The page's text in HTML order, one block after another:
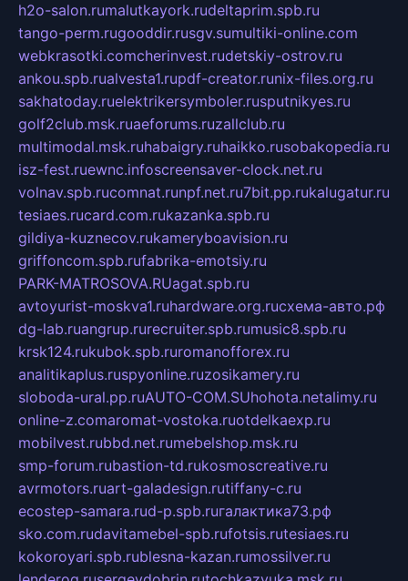
h2o-salon.rumalutkayork.rudeltaprim.spb.ru
tango-perm.rugooddir.rusgv.sumultiki-online.com
webkrasotki.comcherinvest.rudetskiy-ostrov.ru
ankou.spb.rualvesta1.rupdf-creator.runix-files.org.ru
sakhatoday.ruelektrikersymboler.rusputnikyes.ru
golf2club.msk.ruaeforums.ruzallclub.ru
multimodal.msk.ruhabaigry.ruhaikko.rusobakopedia.ru
isz-fest.ruewnc.infoscreensaver-clock.net.ru
volnav.spb.rucomnat.runpf.net.ru7bit.pp.rukalugatur.ru
tesiaes.rucard.com.rukazanka.spb.ru
gildiya-kuznecov.rukameryboavision.ru
griffoncom.spb.rufabrika-emotsiy.ru
PARK-MATROSOVA.RUagat.spb.ru
avtoyurist-moskva1.ruhardware.org.ruсхема-авто.рф
dg-lab.ruangrup.rurecruiter.spb.rumusic8.spb.ru
krsk124.rukubok.spb.ruromanofforex.ru
analitikaplus.ruspyonline.ruzosikamery.ru
sloboda-ural.pp.ruAUTO-COM.SUhohota.netalimy.ru
online-z.comaromat-vostoka.ruotdelkaexp.ru
mobilvest.rubbd.net.rumebelshop.msk.ru
smp-forum.rubastion-td.rukosmoscreative.ru
avrmotors.ruart-galadesign.rutiffany-c.ru
ecostep-samara.rud-p.spb.ruгалактика73.рф
sko.com.rudavitamebel-spb.rufotsis.rutesiaes.ru
kokoroyari.spb.rublesna-kazan.rumossilver.ru